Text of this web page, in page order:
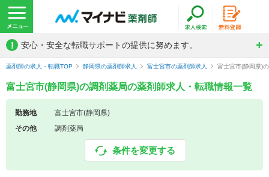
! 安心・安全な転職サポートの提供に努めます。
薬剤師の求人・転職TOP 静岡県の薬剤師求人 富士宮市の薬剤師求人 富士宮市(静岡県)
富士宮市(静岡県)の調剤薬局の薬剤師求人・転職情報一覧
勤務地
富士宮市(静岡県)
その他
調剤薬局
条件を変更する